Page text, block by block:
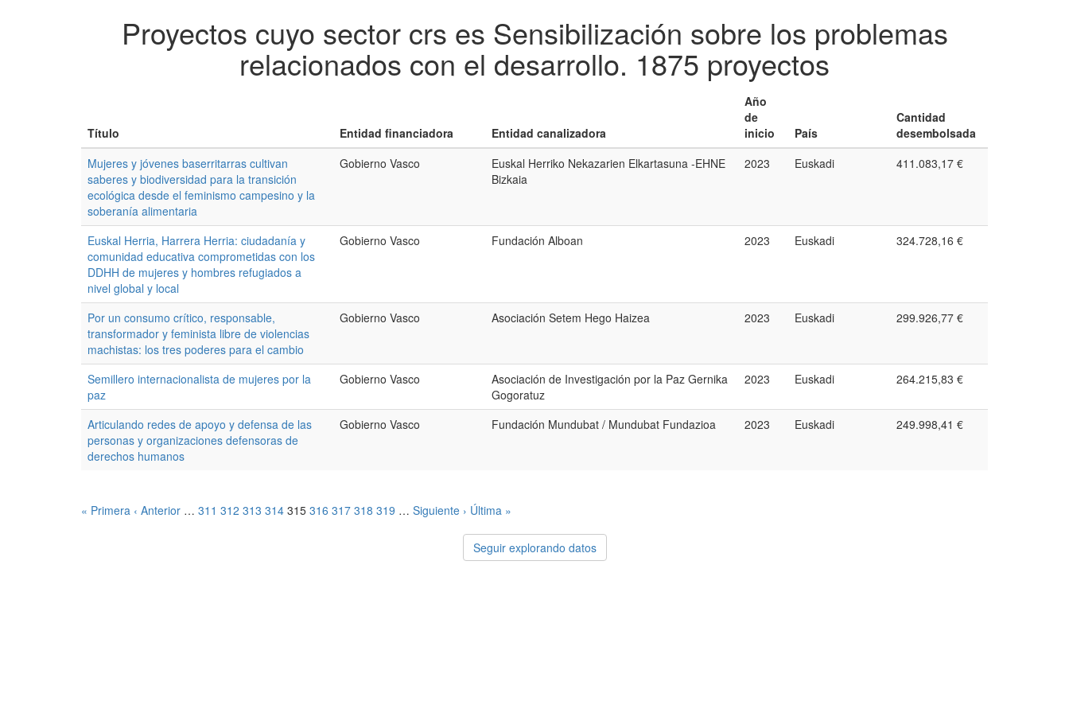
Proyectos cuyo sector crs es Sensibilización sobre los problemas
relacionados con el desarrollo. 1875 proyectos
Título Entidad financiadora Entidad canalizadora
Año
de
inicio
País
Cantidad
desembolsada
Mujeres y jóvenes baserritarras cultivan
saberes y biodiversidad para la transición
ecológica desde el feminismo campesino y la
soberanía alimentaria
Gobierno Vasco
Euskal Herriko Nekazarien Elkartasuna -EHNE
Bizkaia
2023 Euskadi 411.083,17 €
Euskal Herria, Harrera Herria: ciudadanía y
comunidad educativa comprometidas con los
DDHH de mujeres y hombres refugiados a
nivel global y local
Gobierno Vasco Fundación Alboan 2023 Euskadi 324.728,16 €
Por un consumo crítico, responsable,
transformador y feminista libre de violencias
machistas: los tres poderes para el cambio
Gobierno Vasco Asociación Setem Hego Haizea 2023 Euskadi 299.926,77 €
Semillero internacionalista de mujeres por la
paz
Gobierno Vasco
Asociación de Investigación por la Paz Gernika
Gogoratuz
2023 Euskadi 264.215,83 €
Articulando redes de apoyo y defensa de las
personas y organizaciones defensoras de
derechos humanos
Gobierno Vasco Fundación Mundubat / Mundubat Fundazioa 2023 Euskadi 249.998,41 €
« Primera ‹ Anterior … 311 312 313 314 315 316 317 318 319 … Siguiente › Última »
Seguir explorando datos